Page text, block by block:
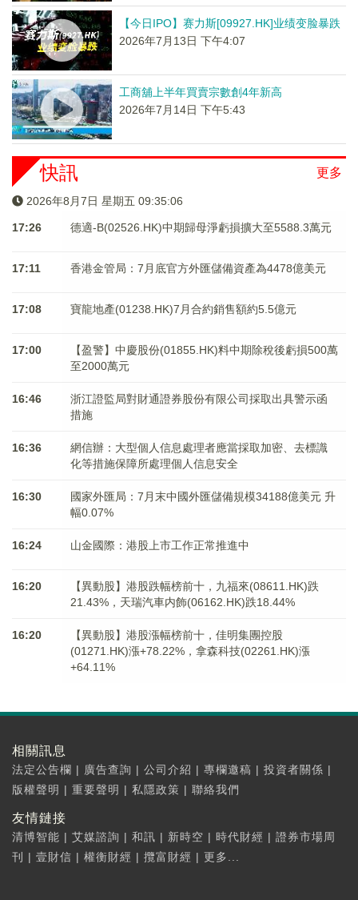
【今日IPO】赛力斯[09927.HK]业绩变脸暴跌
2026年7月13日 下午4:07
工商舖上半年買賣宗數創4年新高
2026年7月14日 下午5:43
更多
快訊
2026年8月7日 星期五 09:35:06
17:26 德適-B(02526.HK)中期歸母淨虧損擴大至5588.3萬元
17:11 香港金管局：7月底官方外匯儲備資產為4478億美元
17:08 寶龍地產(01238.HK)7月合約銷售額約5.5億元
17:00
【盈警】中慶股份(01855.HK)料中期除稅後虧損500萬
至2000萬元
16:46
浙江證監局對財通證券股份有限公司採取出具警示函
措施
16:36
網信辦：大型個人信息處理者應當採取加密、去標識
化等措施保障所處理個人信息安全
16:30
國家外匯局：7月末中國外匯儲備規模34188億美元 升
幅0.07%
16:24 山金國際：港股上市工作正常推進中
16:20
【異動股】港股跌幅榜前十，九福來(08611.HK)跌
21.43%，天瑞汽車内飾(06162.HK)跌18.44%
16:20
【異動股】港股漲幅榜前十，佳明集團控股
(01271.HK)漲+78.22%，拿森科技(02261.HK)漲
+64.11%
相關訊息
法定公告欄 | 廣告查詢 | 公司介紹 | 專欄邀稿 | 投資者關係 |
版權聲明 | 重要聲明 | 私隱政策 | 聯絡我們
友情鏈接
清博智能 | 艾媒諮詢 | 和訊 | 新時空 | 時代財經 | 證券市場周
刊
| 壹財信 | 權衡財經 | 攬富財經 | 更多...